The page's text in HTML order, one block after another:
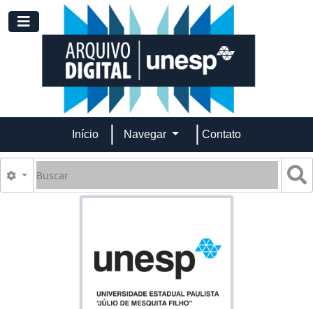
Skip to main content
Toggle navigation
Início Navegar Contato
Buscar
Opções de busca